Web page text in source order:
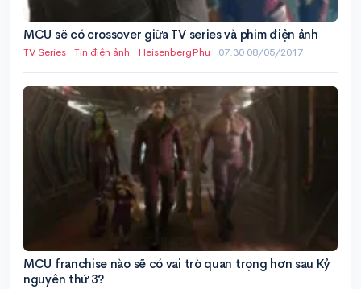
MCU sẽ có crossover giữa TV series và phim điện ảnh
TV Series · Tin điện ảnh · HeisenbergPhu · 07:30 08/05/2017
MCU franchise nào sẽ có vai trò quan trọng hơn sau Kỷ
nguyên thứ 3?